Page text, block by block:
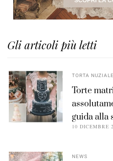
Gli articoli più letti
TORTA NUZIALE
Torte
guida alla
10 DICEMBRE
NEWS